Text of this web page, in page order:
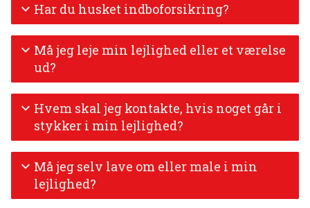
Har du husket indboforsikring?
Må jeg leje min lejlighed eller et værelse
ud?
Hvem skal jeg kontakte, hvis noget går i
stykker i min lejlighed?
Må jeg selv lave om eller male i min
lejlighed?